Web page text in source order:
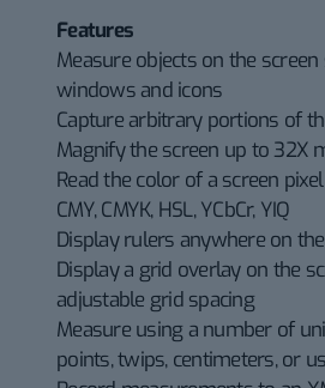
Features
Measure objects on the
windows and icons
Capture arbitrary portions of
Magnify the screen up to 32X
Read the color of a screen pixel
CMY, CMYK, HSL, YCbCr, YIQ
Display rulers anywhere on
Display a grid overlay on the
adjustable grid spacing
Measure using a number of
points, twips, centimeters, or